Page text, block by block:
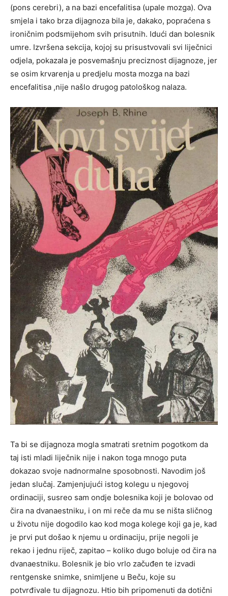
(pons cerebri), a na bazi encefalitisa (upale mozga). Ova
smjela i tako brza dijagnoza bila je, dakako, popraćena s
ironičnim podsmijehom svih prisutnih. Idući dan bolesnik
umre. Izvršena sekcija, kojoj su prisustvovali svi liječnici
odjela, pokazala je posvemašnju preciznost dijagnoze, jer
se osim krvarenja u predjelu mosta mozga na bazi
encefalitisa ,nije našlo drugog patološkog nalaza.
Ta bi se dijagnoza mogla smatrati sretnim pogotkom da
taj isti mladi liječnik nije i nakon toga mnogo puta
dokazao svoje nadnormalne sposobnosti. Navodim još
jedan slučaj. Zamjenjujući istog kolegu u njegovoj
ordinaciji, susreo sam ondje bolesnika koji je bolovao od
čira na dvanaestniku, i on mi reče da mu se ništa sličnog
u životu nije dogodilo kao kod moga kolege koji ga je, kad
je prvi put došao k njemu u ordinaciju, prije negoli je
rekao i jednu riječ, zapitao – koliko dugo boluje od čira na
dvanaestniku. Bolesnik je bio vrlo začuđen te izvadi
rentgenske snimke, snimljene u Beču, koje su
potvrđivale tu dijagnozu. Htio bih pripomenuti da dotični